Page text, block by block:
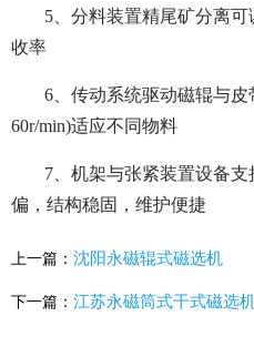
5、分料装置精尾矿分离
收率
6、传动系统驱动磁辊与
60r/min)适应不同物料
7、机架与张紧装置设备
偏，结构稳固，维护便捷
上一篇： 沈阳永磁辊式磁选机
下一篇： 江苏永磁筒式干式磁选